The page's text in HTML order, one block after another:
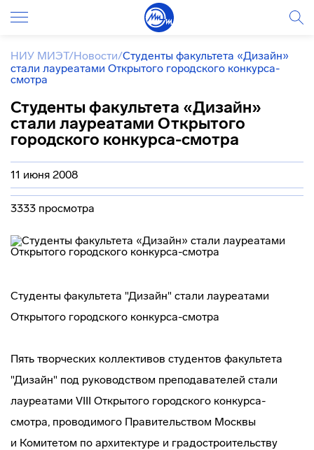
НИУ МИЭТ/Новости/Студенты факультета «Дизайн»
стали лауреатами Открытого городского конкурса-
смотра
Студенты факультета «Дизайн»
стали лауреатами Открытого
городского конкурса-смотра
11 июня 2008
3333 просмотра
Студенты факультета "Дизайн" стали лауреатами
Открытого городского конкурса-смотра
Пять творческих коллективов студентов факультета
"Дизайн" под руководством преподавателей стали
лауреатами VIII Открытого городского конкурса-
смотра, проводимого Правительством Москвы
и Комитетом по архитектуре и градостроительству